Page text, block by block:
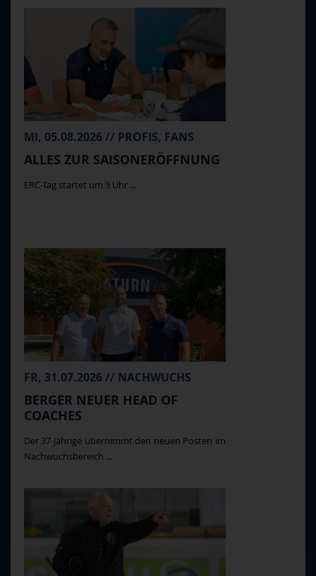
MI, 05.08.2026 // PROFIS, FANS
ALLES ZUR SAISONERÖFFNUNG
ERC-Tag startet um 9 Uhr ...
FR, 31.07.2026 // NACHWUCHS
BERGER NEUER HEAD OF
COACHES
Der 37-Jährige übernimmt den neuen Posten im
Nachwuchsbereich ...